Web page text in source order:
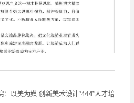
以美为媒 创新美术设计“444”人才培